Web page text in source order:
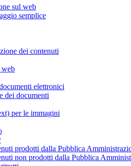
sul web
semplice
dei contenuti
web
elettronici
dei documenti
per le immagini
prodotti dalla Pubblica
non prodotti dalla Pubblica